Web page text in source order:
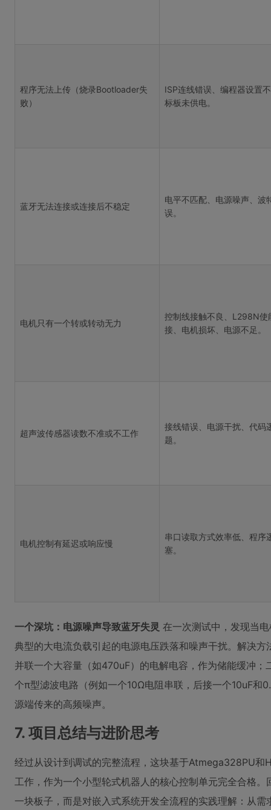
程序无法上传（烧录Bootloader失
败）
ISP连线错误、编程器设置
标板未供电。
蓝牙无法连接或连接后不稳定
电平不匹配、电源噪声、波
误。
电机只有一个转或转动无力
控制线接触不良、L298N使
接、电机损坏、电源不足。
超声波传感器读数不准或不工作
接线错误、电源干扰、代码
题。
电机控制有延迟或响应慢
串口读取方式效率低、程序
塞。
一个深坑：电源噪声导致蓝牙失灵 在一次测试中，发现当
典型的大电流负载引起的电源电压跌落和噪声干扰。解决
并联一个大容量（如470uF）的电解电容，作为储能缓冲
个π型滤波电路（例如一个10Ω电阻串联，后接一个10uF和
源端传来的高频噪声。
7. 项目总结与进阶思考
经过从设计到调试的完整流程，这块基于Atmega328PU和
工作，作为一个小型轮式机器人的核心控制单元完全合格
一块板子，而是对嵌入式系统开发全流程的实践理解：从